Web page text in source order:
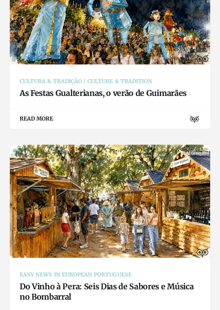
CULTURA & TRADIÇÃO | CULTURE & TRADITION
As Festas Gualterianas, o verão de Guimarães
READ MORE
EASY NEWS IN EUROPEAN PORTUGUESE
Do Vinho à Pera: Seis Dias de Sabores e Música
no Bombarral